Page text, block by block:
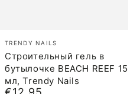
Бренд:
TRENDY NAILS
Строительный гель в
бутылочке BEACH REEF 15
мл, Trendy Nails